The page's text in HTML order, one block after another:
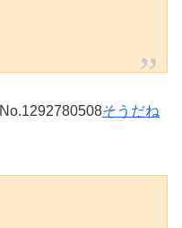
No.1292780508そうだね